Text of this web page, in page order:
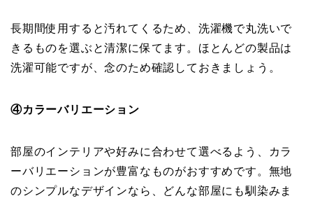
長期間使用すると汚れてくるため、洗濯機で丸洗いで
きるものを選ぶと清潔に保てます。ほとんどの製品は
洗濯可能ですが、念のため確認しておきましょう。
④カラーバリエーション
部屋のインテリアや好みに合わせて選べるよう、カラ
ーバリエーションが豊富なものがおすすめです。無地
のシンプルなデザインなら、どんな部屋にも馴染みま